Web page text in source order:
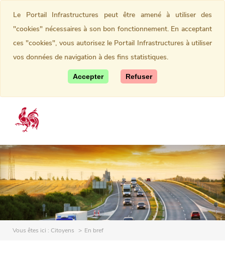
Vous êtes ici : Citoyens En bref
Le Portail Infrastructures peut être amené à utiliser des
"cookies" nécessaires à son bon fonctionnement. En acceptant
ces "cookies", vous autorisez le Portail Infrastructures à utiliser
vos données de navigation à des fins statistiques.
Accepter Refuser